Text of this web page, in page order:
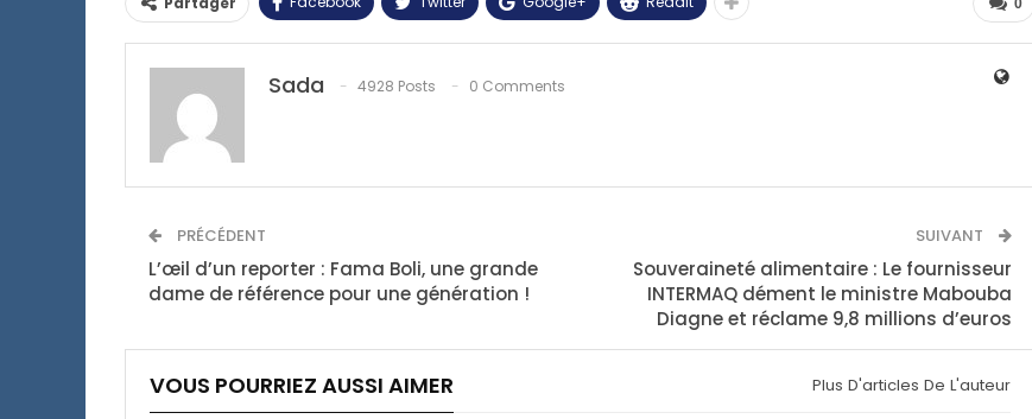
0
Sada 4928 Posts 0 Comments
PRÉCÉDENT
L’œil d’un reporter : Fama Boli, une grande
dame de référence pour une génération !
SUIVANT
Souveraineté alimentaire : Le fournisseur
INTERMAQ dément le ministre Mabouba
Diagne et réclame 9,8 millions d’euros
VOUS POURRIEZ AUSSI AIMER Plus D'articles De L'auteur